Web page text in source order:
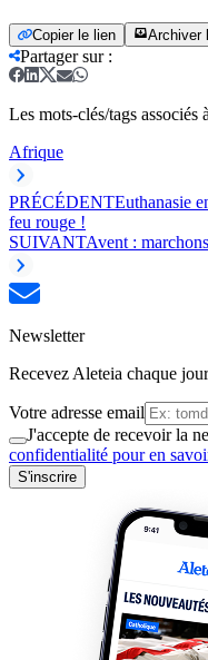
Copier le lien Archiver
Partager sur:
Les mots-clés/tags associés
Afrique
PRÉCÉDENTEuthanasie
feu rouge !
SUIVANTAvent :
Newsletter
Recevez Aleteia chaque
Votre adresse email
J'accepte de recevoir la
confidentialité pour en
S'inscrire